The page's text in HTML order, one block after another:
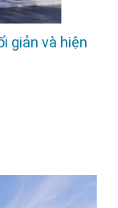
giản và hiện